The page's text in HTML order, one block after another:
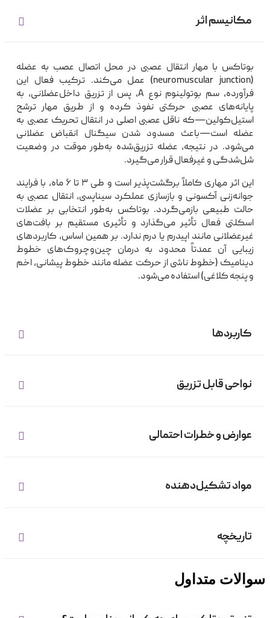
مکانیسم اثر
بوتاکس با مهار انتقال عصبی در محل اتصال عصب به عضله
(neuromuscular junction) عمل می‌کند. ترکیب فعال این
فرآورده، سم بوتولینوم نوع A، پس از تزریق داخل‌عضلانی، به
پایانه‌های عصبی حرکتی نفوذ کرده و از طریق مهار ترشح
استیل‌کولین—که ناقل عصبی اصلی در انتقال تحریک عصبی به
عضله است—باعث مسدود شدن سیگنال انقباض عضلانی
می‌شود. در نتیجه، عضله تزریق‌شده به‌طور موقت در وضعیت
شل‌شدگی و غیرفعال قرار می‌گیرد.
این اثر مهاری کاملاً برگشت‌پذیر است و طی ۳ تا ۶ ماه، با فرایند
جوانه‌زنی آکسونی و بازسازی عملکرد سیناپسی، انتقال عصبی به
حالت طبیعی بازمی‌گردد. بوتاکس به‌طور انتخابی بر عضلات
اسکلتی فعال تأثیر می‌گذارد و تأثیری مستقیم بر بافت‌های
غیرعضلانی مانند اپیدرم یا درم ندارد. بر همین اساس، کاربردهای
زیبایی آن عمدتاً محدود به درمان چین‌وچروک‌های خطوط
دینامیک (خطوط ناشی از حرکت عضله مانند خطوط پیشانی، اخم
و پنجه کلاغی) استفاده می‌شود.
کاربردها
نواحی قابل تزریق
عوارض و خطرات احتمالی
مواد تشکیل‌دهنده
تاریخچه
سوالات متداول